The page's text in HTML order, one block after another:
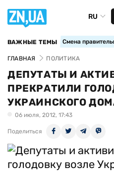
RU
ВАЖНЫЕ ТЕМЫ Смена
ГЛАВНАЯ ПОЛИТИКА
ДЕПУТАТЫ И
ПРЕКРАТИЛИ
УКРАИНСКОГО
06 июля, 2012, 17:43
Поделиться